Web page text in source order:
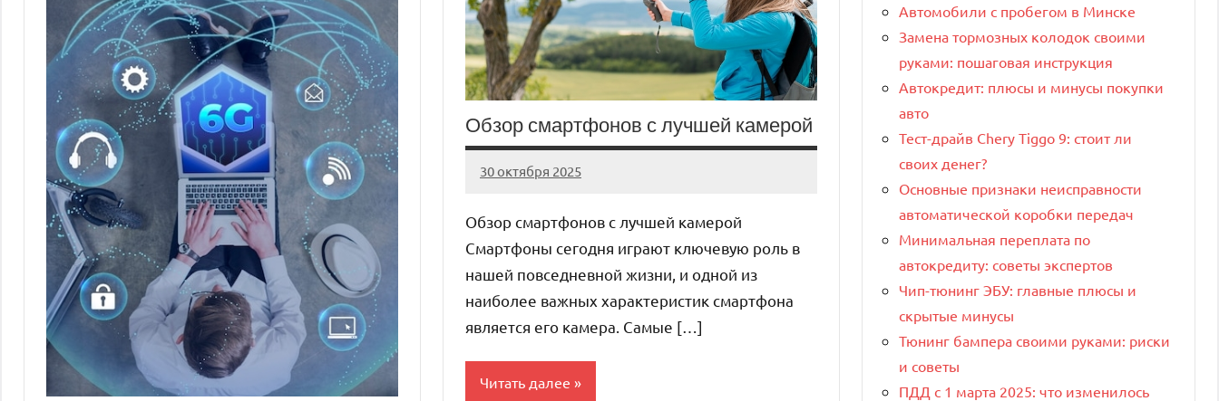
Обзор смартфонов с лучшей камерой
30 октября 2025
auto_motorss
Нет
Обзор смартфонов с лучшей камерой
Смартфоны сегодня играют ключевую роль в
нашей повседневной жизни, и одной из
наиболее важных характеристик смартфона
является его камера. Самые […]
Читать далее
Автомобили с пробегом в Минске
Замена тормозных колодок своими
руками: пошаговая инструкция
Автокредит: плюсы и минусы покупки
авто
Тест-драйв Chery Tiggo 9: стоит ли
своих денег?
Основные признаки неисправности
автоматической коробки передач
Минимальная переплата по
автокредиту: советы экспертов
Чип-тюнинг ЭБУ: главные плюсы и
скрытые минусы
Тюнинг бампера своими руками: риски
и советы
ПДД с 1 марта 2025: что изменилось